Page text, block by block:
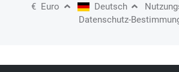
€ Euro Deutsch
Datenschutz-